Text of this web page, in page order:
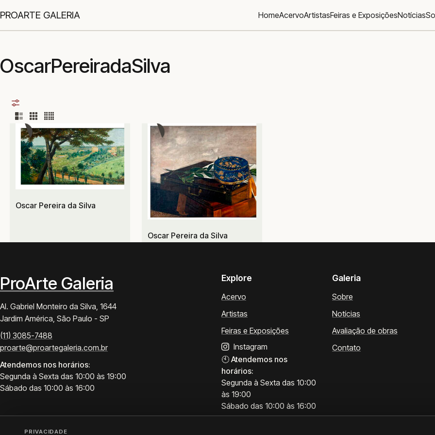
PROARTE GALERIA HomeAcervoArtistasFeiras e ExposiçõesNotícias
OscarPereiradaSilva
Oscar Pereira da Silva
Oscar Pereira da Silva
ProArte Galeria
Al. Gabriel Monteiro da Silva, 1644
Jardim América, São Paulo - SP
(11) 3085-7488
proarte@proartegaleria.com.br
Atendemos nos horários:
Segunda à Sexta das 10:00 às 19:00
Sábado das 10:00 às 16:00
Explore
Acervo
Artistas
Feiras e Exposições
Instagram
🕙 Atendemos nos
horários:
Segunda à Sexta das 10:00
às 19:00
Sábado das 10:00 às 16:00
Galeria
Sobre
Notícias
Avaliação de obras
Contato
PRIVACIDADE